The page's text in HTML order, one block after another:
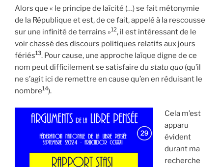
Alors que « le principe de laïcité (…) se fait métonymie
de la République et est, de ce fait, appelé à la rescousse
sur une infinité de terrains »12, il est intéressant de le
voir chassé des discours politiques relatifs aux jours
fériés13. Pour cause, une approche laïque digne de ce
nom peut difficilement se satisfaire du statu quo (qu’il
ne s’agit ici de remettre en cause qu’en en réduisant le
nombre14).
Cela m’est
apparu
évident
durant ma
recherche